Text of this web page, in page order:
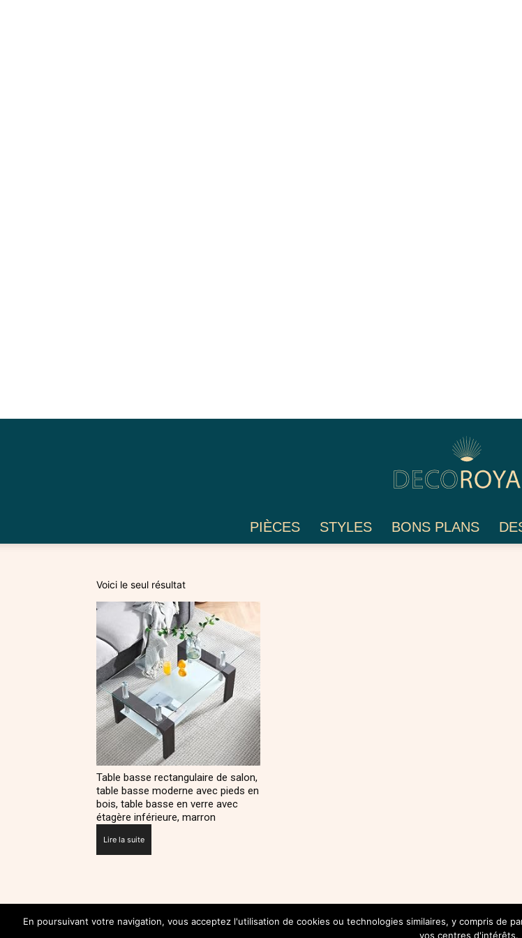
Déco
PIÈCES STYLES BONS PLANS
Voici le seul résultat
Table basse rectangulaire de salon,
table basse moderne avec pieds en
bois, table basse en verre avec
étagère inférieure, marron
Lire la suite
SUIVEZ-NOUS SUR INSTAGRAM
En poursuivant votre navigation, vous acceptez l'utilisation de cookies ou technologies similaires, y compris
vos centres d'intérêts.